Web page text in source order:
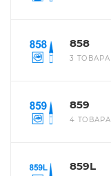
858
3 ТОВАРА
859
4 ТОВАРА
859L